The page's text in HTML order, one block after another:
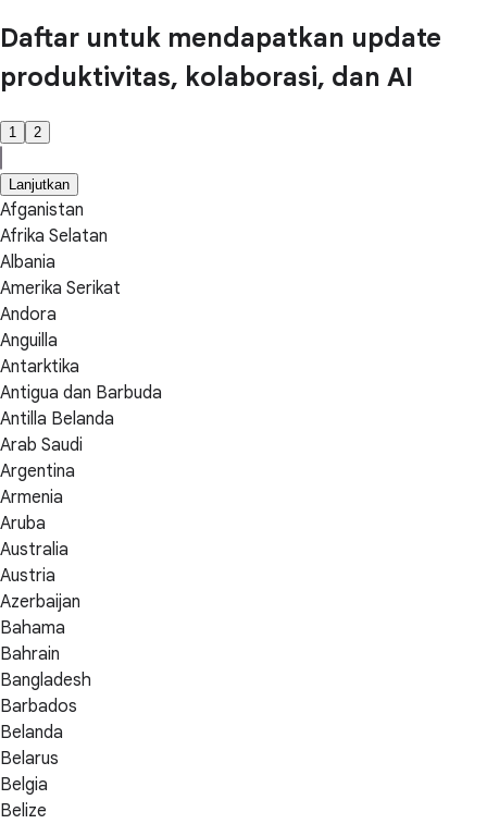
Daftar untuk mendapatkan update
produktivitas, kolaborasi, dan AI
1 2
Lanjutkan
Afganistan
Afrika Selatan
Albania
Amerika Serikat
Andora
Anguilla
Antarktika
Antigua dan Barbuda
Antilla Belanda
Arab Saudi
Argentina
Armenia
Aruba
Australia
Austria
Azerbaijan
Bahama
Bahrain
Bangladesh
Barbados
Belanda
Belarus
Belgia
Belize